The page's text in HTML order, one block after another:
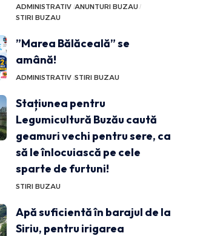
ADMINISTRATIV ANUNTURI BUZAU
STIRI BUZAU
”Marea Bălăceală” se
amână!
ADMINISTRATIV STIRI BUZAU
Stațiunea pentru
Legumicultură Buzău caută
geamuri vechi pentru sere, ca
să le înlocuiască pe cele
sparte de furtuni!
STIRI BUZAU
Apă suficientă în barajul de la
Siriu, pentru irigarea